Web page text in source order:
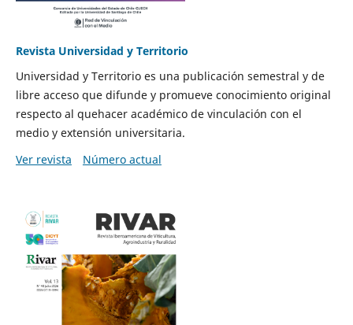
Revista Universidad y Territorio
Universidad y Territorio es una publicación semestral y de
libre acceso que difunde y promueve conocimiento original
respecto al quehacer académico de vinculación con el
medio y extensión universitaria.
Ver revista
Número actual